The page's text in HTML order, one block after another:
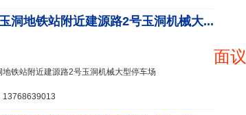
洞地铁站附近建源路2号玉洞机械大...
面议
地铁站附近建源路2号玉洞机械大型停车场
13768639013